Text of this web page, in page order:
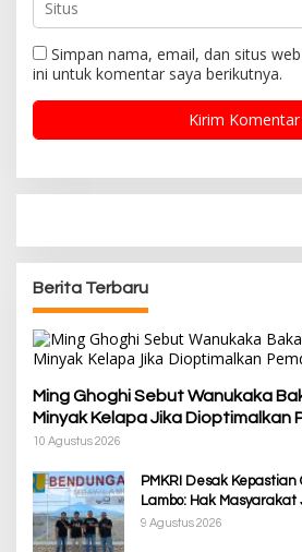
Simpan nama, email, dan situs
ini untuk komentar saya berikutnya.
Berita Terbaru
Ming Ghoghi Sebut Wanukaka
Minyak Kelapa Jika Dioptimalkan
Barat
10 Agustus 2026
PMKRI Desak
Lambo: Hak
Korban Pembangunan
9 Agustus 2026